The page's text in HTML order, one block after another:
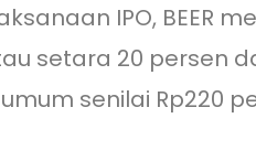
IPO, BEER
setara 20
senilai Rp220